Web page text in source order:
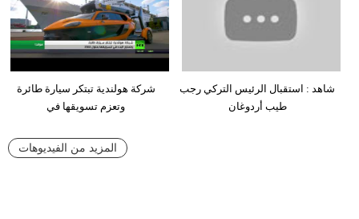
شركة هولندية تبتكر سيارة طائرة
وتعزم تسويقها في
شاهد : استقبال الرئيس التركي رجب
طيب أردوغان
المزيد من الفيديوهات